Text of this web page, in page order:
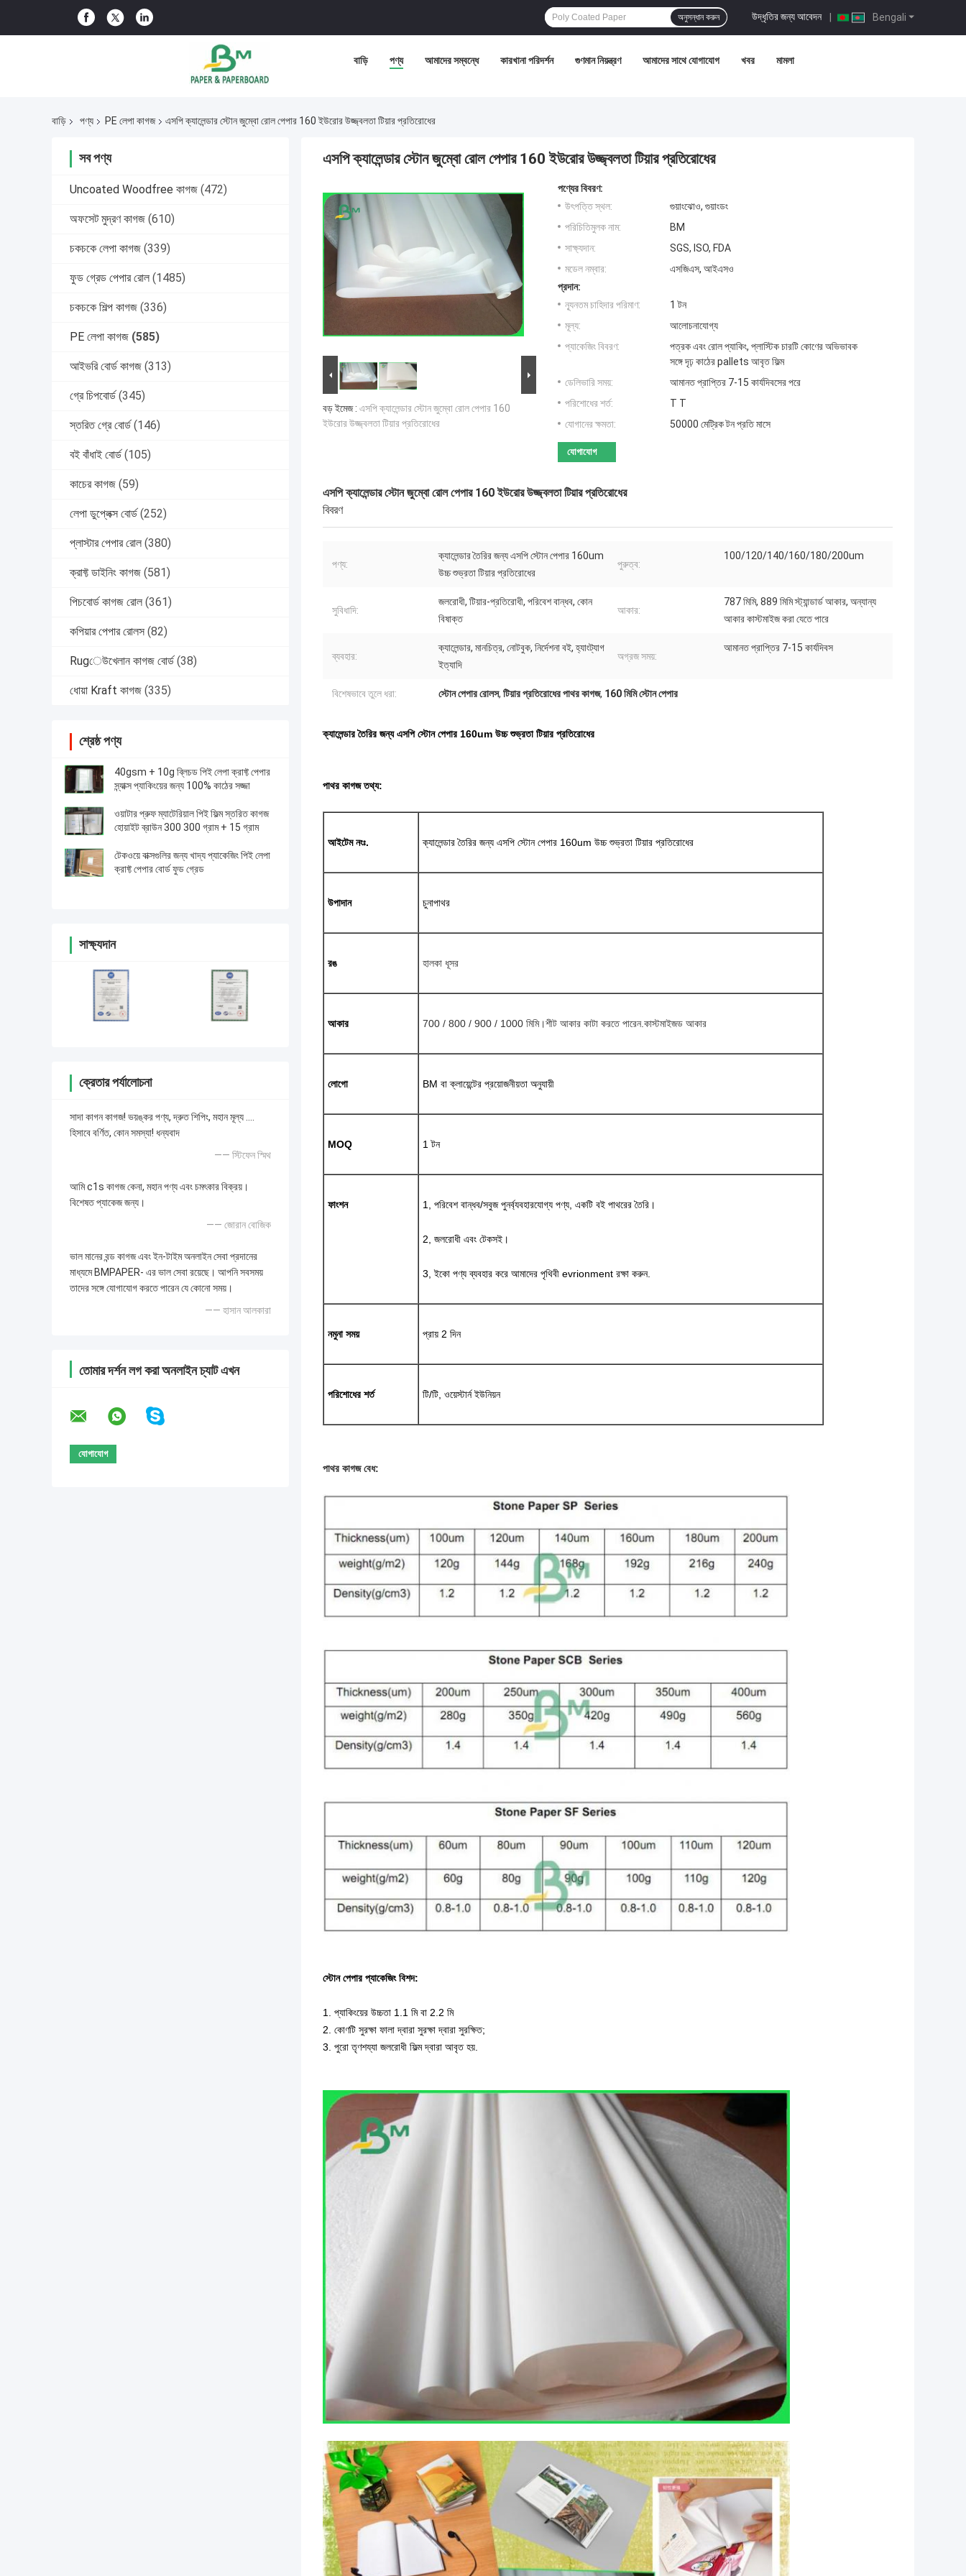
Bengali
উদ্ধৃতির জন্য আবেদন |
অনুসন্ধান করুন
বাড়ি পণ্য আমাদের সম্বন্ধে কারখানা পরিদর্শন গুণমান নিয়ন্ত্রণ আমাদের সাথে যোগাযোগ খবর মামলা
বাড়ি পণ্য PE লেপা কাগজ এসপি ক্যালেন্ডার স্টোন জুম্বো রোল পেপার 160 ইউরোর উজ্জ্বলতা টিয়ার প্রতিরোধের
সব পণ্য
Uncoated Woodfree কাগজ (472)
অফসেট মুদ্রণ কাগজ (610)
চকচকে লেপা কাগজ (339)
ফুড গ্রেড পেপার রোল (1485)
চকচকে শিল্প কাগজ (336)
PE লেপা কাগজ (585)
আইভরি বোর্ড কাগজ (313)
গ্রে চিপবোর্ড (345)
স্তরিত গ্রে বোর্ড (146)
বই বাঁধাই বোর্ড (105)
কাচের কাগজ (59)
লেপা ডুপ্লেক্স বোর্ড (252)
প্লাস্টার পেপার রোল (380)
ক্রাফ্ট ডাইনিং কাগজ (581)
পিচবোর্ড কাগজ রোল (361)
কপিয়ার পেপার রোলস (82)
Rugেউখেলান কাগজ বোর্ড (38)
ধোয়া Kraft কাগজ (335)
শ্রেষ্ঠ পণ্য
40gsm + 10g ব্লিচড পিই লেপা ক্রাফ্ট পেপার
স্ন্যাক্স প্যাকিংয়ের জন্য 100% কাঠের সজ্জা
ওয়াটার প্রুফ ম্যাটেরিয়াল পিই ফিল্ম স্তরিত কাগজ
হোয়াইট ব্রাউন 300 300 গ্রাম + 15 গ্রাম
টেকওয়ে বাক্সগুলির জন্য খাদ্য প্যাকেজিং পিই লেপা
ক্রাফ্ট পেপার বোর্ড ফুড গ্রেড
সাক্ষ্যদান
ক্রেতার পর্যালোচনা
সাদা কাগন কাগজ! ভয়ঙ্কর পণ্য, দ্রুত শিপিং, মহান মূল্য ....
হিসাবে বর্ণিত, কোন সমস্যা! ধন্যবাদ
—— স্টিফেন স্মিথ
আমি c1s কাগজ কেনা, মহান পণ্য এবং চমৎকার বিক্রয়।
বিশেষত প্যাকেজ জন্য।
—— জোরান বোজিক
ভাল মানের বন্ড কাগজ এবং ইন-টাইম অনলাইন সেবা প্রদানের
মাধ্যমে BMPAPER- এর ভাল সেবা রয়েছে। আপনি সবসময়
তাদের সঙ্গে যোগাযোগ করতে পারেন যে কোনো সময়।
—— হাসান আলকারা
তোমার দর্শন লগ করা অনলাইন চ্যাট এখন
এসপি ক্যালেন্ডার স্টোন জুম্বো রোল পেপার 160 ইউরোর উজ্জ্বলতা টিয়ার প্রতিরোধের
বড় ইমেজ : এসপি ক্যালেন্ডার স্টোন জুম্বো রোল পেপার 160
ইউরোর উজ্জ্বলতা টিয়ার প্রতিরোধের
পণ্যের বিবরণ:
উৎপত্তি স্থল:
গুয়াংঝোও, গুয়াংডং
পরিচিতিমুলক নাম:
BM
সাক্ষ্যদান:
SGS, ISO, FDA
মডেল নম্বার:
এসজিএস, আইএসও
প্রদান:
ন্যূনতম চাহিদার পরিমাণ:
1 টন
মূল্য:
আলোচনাযোগ্য
প্যাকেজিং বিবরণ:
পত্রক এবং রোল প্যাকিং, প্লাস্টিক চারটি কোণের অভিভাবক
সঙ্গে দৃঢ় কাঠের pallets আবৃত ফিল্ম
ডেলিভারি সময়:
আমানত প্রাপ্তির 7-15 কার্যদিবসের পরে
পরিশোধের শর্ত:
T T
যোগানের ক্ষমতা:
50000 মেট্রিক টন প্রতি মাসে
যোগাযোগ
এসপি ক্যালেন্ডার স্টোন জুম্বো রোল পেপার 160 ইউরোর উজ্জ্বলতা টিয়ার প্রতিরোধের
বিবরণ
পণ্য:
ক্যালেন্ডার তৈরির জন্য এসপি স্টোন পেপার 160um
উচ্চ শুভ্রতা টিয়ার প্রতিরোধের
পুরুত্ব:
100/120/140/160/180/200um
সুবিধাদি:
জলরোধী, টিয়ার-প্রতিরোধী, পরিবেশ বান্ধব, কোন
বিষাক্ত
আকার:
787 মিমি, 889 মিমি স্ট্যান্ডার্ড আকার, অন্যান্য
আকার কাস্টমাইজ করা যেতে পারে
ব্যবহার:
ক্যালেন্ডার, মানচিত্র, নোটবুক, নির্দেশনা বই, হ্যাংট্যাগ
ইত্যাদি
অগ্রজ সময়:
আমানত প্রাপ্তির 7-15 কার্যদিবস
বিশেষভাবে তুলে ধরা: স্টোন পেপার রোলস, টিয়ার প্রতিরোধের পাথর কাগজ, 160 মিমি স্টোন পেপার
ক্যালেন্ডার তৈরির জন্য এসপি স্টোন পেপার 160um উচ্চ শুভ্রতা টিয়ার প্রতিরোধের
পাথর কাগজ তথ্য:
আইটেম নংঃ. ক্যালেন্ডার তৈরির জন্য এসপি স্টোন পেপার 160um উচ্চ শুভ্রতা টিয়ার প্রতিরোধের
উপাদান চুনাপাথর
রঙ হালকা ধূসর
আকার 700 / 800 / 900 / 1000 মিমি।শীট আকার কাটা করতে পারেন.কাস্টমাইজড আকার
লোগো BM বা ক্লায়েন্টের প্রয়োজনীয়তা অনুযায়ী
MOQ 1 টন
ফাংশন 1, পরিবেশ বান্ধব/সবুজ পুনর্ব্যবহারযোগ্য পণ্য, একটি বই পাথরের তৈরি।
2, জলরোধী এবং টেকসই।
3, ইকো পণ্য ব্যবহার করে আমাদের পৃথিবী evrionment রক্ষা করুন.
নমুনা সময় প্রায় 2 দিন
পরিশোধের শর্ত টি/টি, ওয়েস্টার্ন ইউনিয়ন
পাথর কাগজ বেধ:
স্টোন পেপার প্যাকেজিং বিশদ:
1. প্যাকিংয়ের উচ্চতা 1.1 মি বা 2.2 মি
2. কোণটি সুরক্ষা ফালা দ্বারা সুরক্ষা দ্বারা সুরক্ষিত;
3. পুরো তৃণশয্যা জলরোধী ফিল্ম দ্বারা আবৃত হয়.